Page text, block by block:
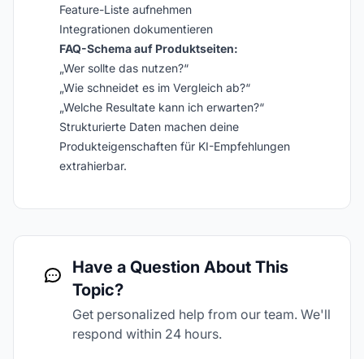
Feature-Liste aufnehmen
Integrationen dokumentieren
FAQ-Schema auf Produktseiten:
„Wer sollte das nutzen?“
„Wie schneidet es im Vergleich ab?“
„Welche Resultate kann ich erwarten?“
Strukturierte Daten machen deine
Produkteigenschaften für KI-Empfehlungen
extrahierbar.
Have a Question About This
Topic?
Get personalized help from our team. We'll
respond within 24 hours.